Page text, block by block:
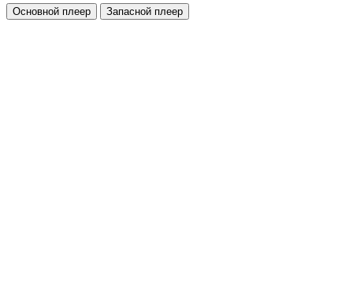
Основной плеер Запасной плеер